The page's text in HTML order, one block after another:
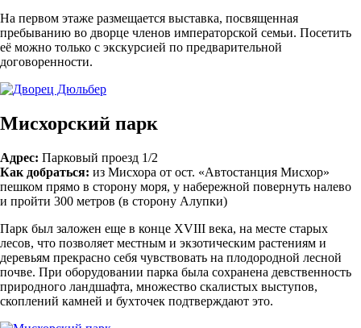
На первом этаже размещается выставка, посвященная
пребыванию во дворце членов императорской семьи. Посетить
её можно только с экскурсией по предварительной
договоренности.
Мисхорский парк
Адрес: Парковый проезд 1/2
Как добраться: из Мисхора от ост. «Автостанция Мисхор»
пешком прямо в сторону моря, у набережной повернуть налево
и пройти 300 метров (в сторону Алупки)
Парк был заложен еще в конце XVIII века, на месте старых
лесов, что позволяет местным и экзотическим растениям и
деревьям прекрасно себя чувствовать на плодородной лесной
почве. При оборудовании парка была сохранена девственность
природного ландшафта, множество скалистых выступов,
скоплений камней и бухточек подтверждают это.